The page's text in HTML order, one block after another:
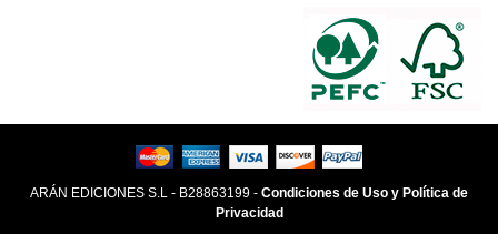
ARÁN EDICIONES S.L - B28863199 - Condiciones de Uso y Política de
Privacidad